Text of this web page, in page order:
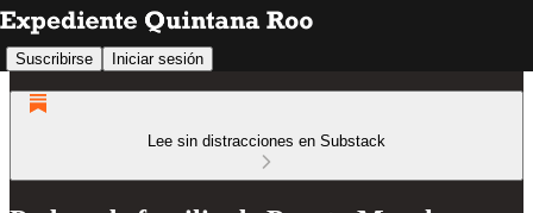
Suscribirse Iniciar sesión
Lee sin distracciones en Substack